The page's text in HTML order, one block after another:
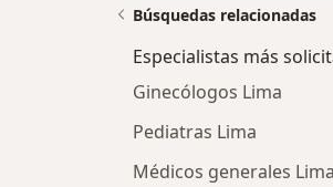
Búsquedas relacionadas
Especialistas más
Ginecólogos Lima
Pediatras Lima
Médicos generales Lima